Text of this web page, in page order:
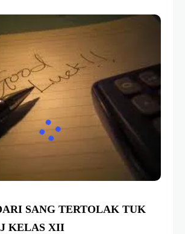
SANG TERTOLAK TUK
KELAS XII